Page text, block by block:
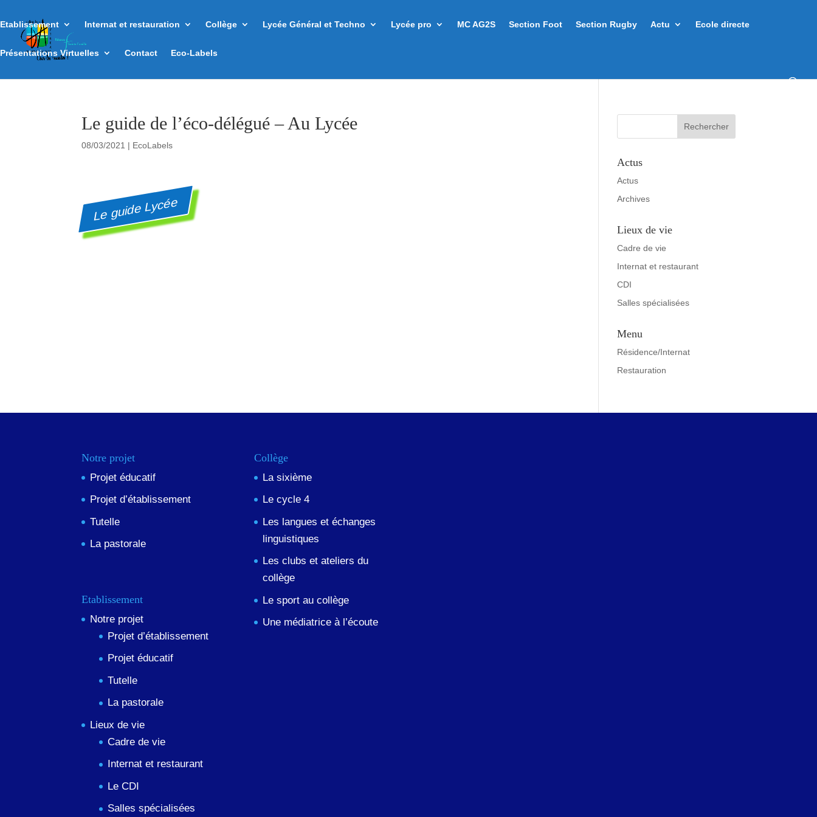
Etablissement Internat et restauration Collège Lycée Général et Techno Lycée pro MC AG2S Section Foot Section Rugby Actu Ecole directe
Présentations Virtuelles Contact Eco-Labels
Le guide de l’éco-délégué – Au Lycée
08/03/2021 | EcoLabels
Le guide Lycée
Actus
Actus
Archives
Lieux de vie
Cadre de vie
Internat et restaurant
CDI
Salles spécialisées
Menu
Résidence/Internat
Restauration
Notre projet
Projet éducatif
Projet d’établissement
Tutelle
La pastorale
Etablissement
Notre projet
Projet d’établissement
Projet éducatif
Tutelle
La pastorale
Lieux de vie
Cadre de vie
Internat et restaurant
Le CDI
Salles spécialisées
Collège
La sixième
Le cycle 4
Les langues et échanges
linguistiques
Les clubs et ateliers du
collège
Le sport au collège
Une médiatrice à l’écoute